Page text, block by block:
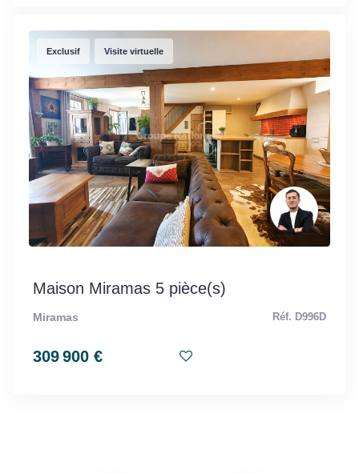
Exclusif Visite virtuelle
Maison Miramas 5 pièce(s)
Miramas Réf. D996D
309 900 €